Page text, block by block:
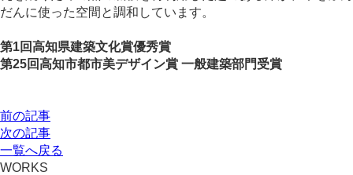
だんに使った空間と調和しています。
第1回高知県建築文化賞優秀賞
第25回高知市都市美デザイン賞 一般建築部門受賞
前の記事
次の記事
一覧へ戻る
WORKS